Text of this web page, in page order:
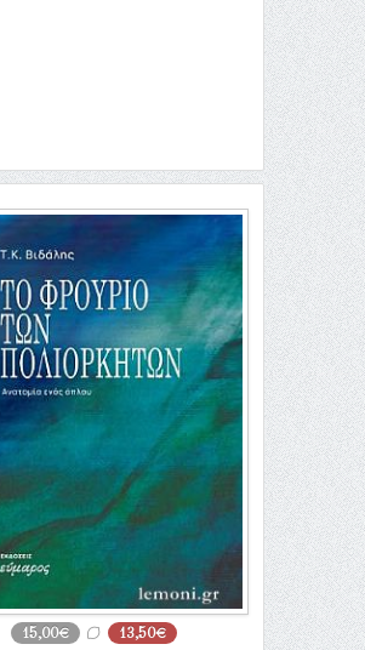
15,00€ 13,50€